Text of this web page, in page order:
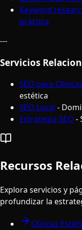
Keyword
práctica
---
Servicios
SEO para
estética
SEO Local -
Estrategia SEO -
Recursos
Explora servicios y
profundizar la
Clínicas